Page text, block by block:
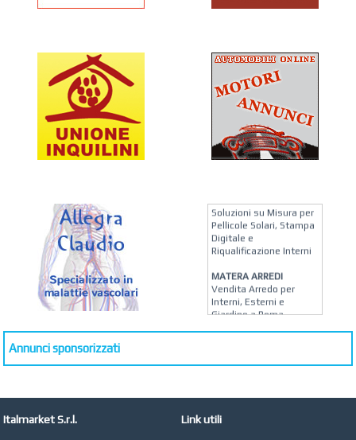
Soluzioni su Misura per
Pellicole Solari, Stampa
Digitale e
Riqualificazione Interni
MATERA ARREDI
Vendita Arredo per
Interni, Esterni e
Giardino a Roma
Commercialista e
AZIENDA AGRICOLA DI
Annunci sponsorizzati
Italmarket S.r.l. Link utili